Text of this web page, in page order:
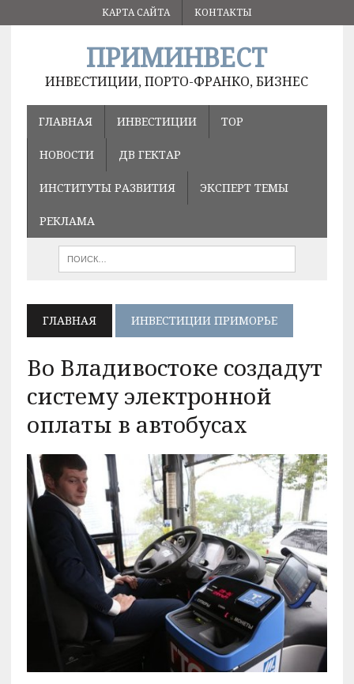
КАРТА САЙТА КОНТАКТЫ
ПРИМИНВЕСТ
ИНВЕСТИЦИИ, ПОРТО-ФРАНКО, БИЗНЕС
ГЛАВНАЯ ИНВЕСТИЦИИ ТОР
НОВОСТИ ДВ ГЕКТАР
ИНСТИТУТЫ РАЗВИТИЯ ЭКСПЕРТ ТЕМЫ
РЕКЛАМА
ГЛАВНАЯ ИНВЕСТИЦИИ ПРИМОРЬЕ
Во Владивостоке создадут
систему электронной
оплаты в автобусах